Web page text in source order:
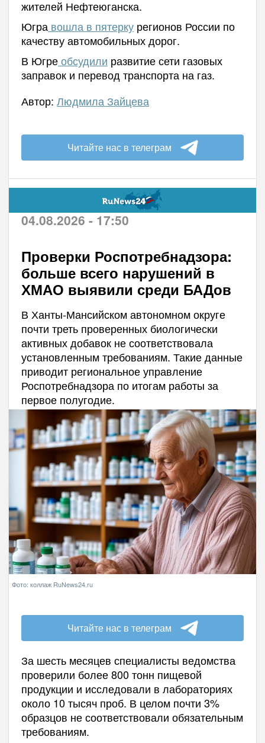
жителей Нефтеюганска.
Югравошла в пятеркурегионов России по
качеству автомобильных дорог.
В Югреобсудили развитие сети газовых
заправок и перевод транспорта на газ.
Автор: Людмила Зайцева
Читайте нас в телеграм
04.08.2026 - 17:50
Проверки Роспотребнадзора:
больше всего нарушений в
ХМАО выявили среди БАДов
В Ханты-Мансийском автономном округе
почти треть проверенных биологически
активных добавок не соответствовала
установленным требованиям. Такие данные
приводит региональное управление
Роспотребнадзора по итогам работы за
первое полугодие.
Фото: коллаж RuNews24.ru
Читайте нас в телеграм
За шесть месяцев специалисты ведомства
проверили более 800 тонн пищевой
продукции и исследовали в лабораториях
около 10 тысяч проб. В целом почти 3%
образцов не соответствовали обязательным
требованиям.